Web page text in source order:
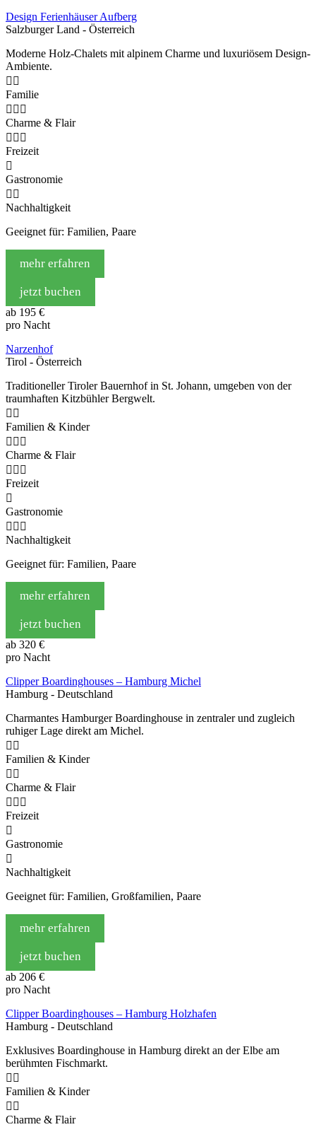
Design Ferienhäuser Aufberg
Salzburger Land - Österreich
Moderne Holz-Chalets mit alpinem Charme und luxuriösem Design-
Ambiente.
 
Familie
  
Charme & Flair
  
Freizeit

Gastronomie
 
Nachhaltigkeit
Geeignet für: Familien, Paare
mehr erfahren
jetzt buchen
ab 195 €
pro Nacht
Narzenhof
Tirol - Österreich
Traditioneller Tiroler Bauernhof in St. Johann, umgeben von der
traumhaften Kitzbühler Bergwelt.
 
Familien & Kinder
  
Charme & Flair
  
Freizeit

Gastronomie
  
Nachhaltigkeit
Geeignet für: Familien, Paare
mehr erfahren
jetzt buchen
ab 320 €
pro Nacht
Clipper Boardinghouses – Hamburg Michel
Hamburg - Deutschland
Charmantes Hamburger Boardinghouse in zentraler und zugleich
ruhiger Lage direkt am Michel.
 
Familien & Kinder
 
Charme & Flair
  
Freizeit

Gastronomie

Nachhaltigkeit
Geeignet für: Familien, Großfamilien, Paare
mehr erfahren
jetzt buchen
ab 206 €
pro Nacht
Clipper Boardinghouses – Hamburg Holzhafen
Hamburg - Deutschland
Exklusives Boardinghouse in Hamburg direkt an der Elbe am
berühmten Fischmarkt.
 
Familien & Kinder
 
Charme & Flair